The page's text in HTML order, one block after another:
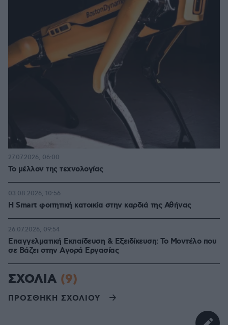
Το μέλλον της τεχνολογίας
27.07.2026, 06:00
Η Smart φοιτητική κατοικία στην καρδιά της Αθήνας
03.08.2026, 10:56
Επαγγελματική Εκπαίδευση & Εξειδίκευση: Το Mοντέλο που
σε Bάζει στην Aγορά Eργασίας
26.07.2026, 09:54
ΣΧΟΛΙΑ (9)
ΠΡΟΣΘΗΚΗ ΣΧΟΛΙΟΥ